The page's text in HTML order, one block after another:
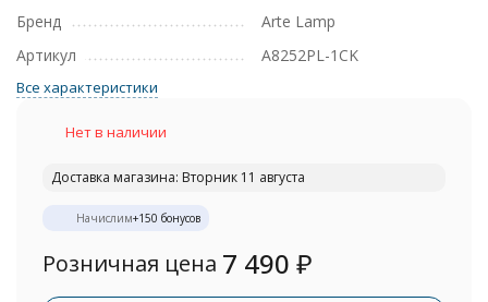
Бренд
Arte Lamp
Артикул
A8252PL-1CK
Все характеристики
Нет в наличии
Доставка магазина: Вторник 11 августа
Начислим+150 бонусов
Розничная цена 7 490 ₽